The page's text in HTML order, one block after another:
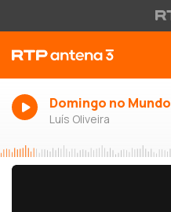
Domingo no Mundo
Luís Oliveira